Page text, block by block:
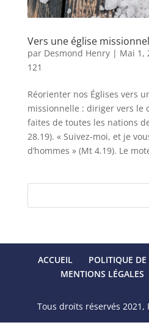
Vers une église
par Desmond Henry| Mai 1,
121
Réorienter nos Églises vers
missionnelle : diriger vers le
faites de toutes les nations
28.19). « Suivez-moi, et je
d’hommes » (Mt 4.19). Le
ACCUEIL
POLITIQUE
MENTIONS LÉGALES
Tous droits réservés 2021,